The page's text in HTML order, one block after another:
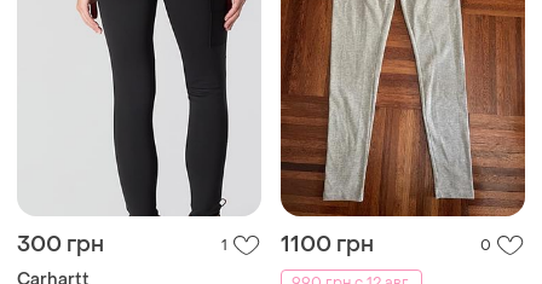
300 грн 1 1100 грн
0